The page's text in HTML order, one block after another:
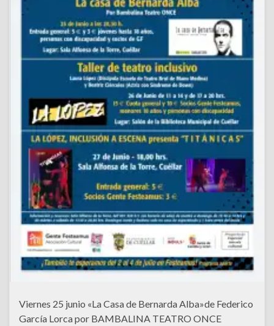
Viernes 25 junio «La Casa de Bernarda Alba»de Federico
García Lorca por BAMBALINA TEATRO ONCE